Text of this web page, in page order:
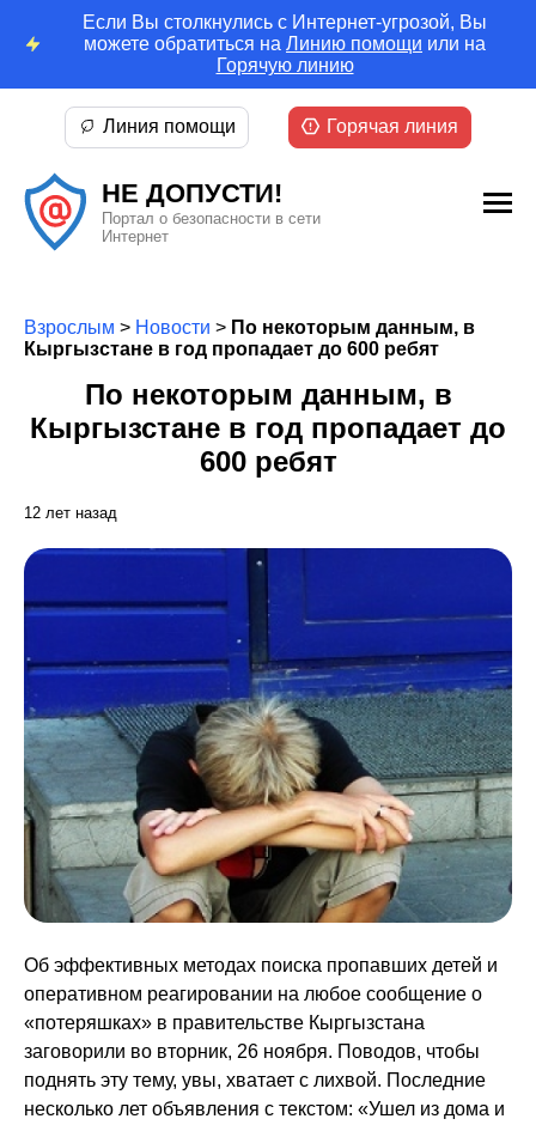
Если Вы столкнулись с Интернет-угрозой, Вы
можете обратиться на Линию помощи или на
Горячую линию
НЕ ДОПУСТИ!
Портал о безопасности в сети
Интернет
Линия помощи Горячая линия
Взрослым > Новости > По некоторым данным, в
Кыргызстане в год пропадает до 600 ребят
По некоторым данным, в
Кыргызстане в год пропадает до
600 ребят
12 лет назад
Об эффективных методах поиска пропавших детей и
оперативном реагировании на любое сообщение о
«потеряшках» в правительстве Кыргызстана
заговорили во вторник, 26 ноября. Поводов, чтобы
поднять эту тему, увы, хватает с лихвой. Последние
несколько лет объявления с текстом: «Ушел из дома и